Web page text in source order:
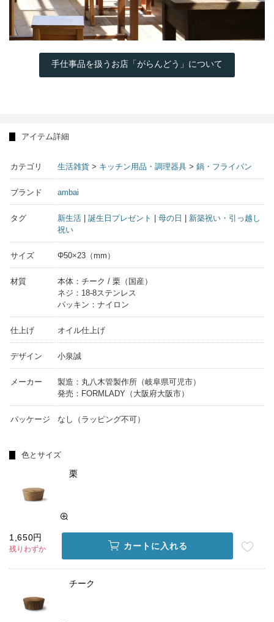
手仕事品を扱うお店「がらんどう」について
アイテム詳細
カテゴリ 生活雑貨 > キッチン用品・調理器具 > 鍋・フライパン
ブランド ambai
タグ 新生活 誕生日プレゼント 母の日
新築祝い・引っ越し
祝い
サイズ Φ50×23（mm）
材質
本体：チーク / 栗（国産）
ネジ：18-8ステンレス
パッキン：ナイロン
仕上げ オイル仕上げ
デザイン 小泉誠
メーカー
製造：丸八木管製作所（岐阜県可児市）
発売：FORMLADY（大阪府大阪市）
パッケージ なし（ラッピング不可）
色とサイズ
栗
1,650円
残りわずか カートに入れる
チーク